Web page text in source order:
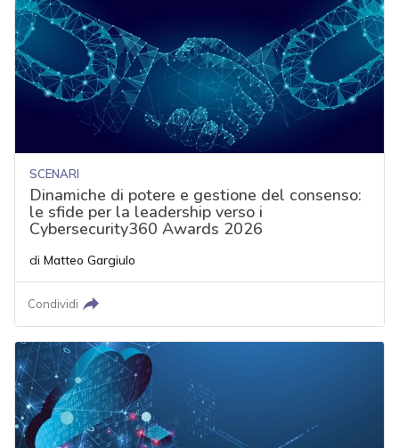
SCENARI
Dinamiche di potere e gestione del consenso:
le sfide per la leadership verso i
Cybersecurity360 Awards 2026
di Matteo Gargiulo
Condividi